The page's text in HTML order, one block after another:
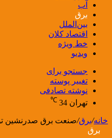
آب
برق
بین‌الملل
اقتصاد کلان
خط ویژه
ویدیو
جستجو برای
تغییر پوسته
نوشته تصادفی
تهران 34
℃
خانه/برق/صنعت برق صدرنشین
برق